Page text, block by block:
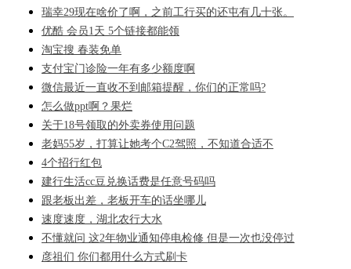
瑞幸29现在啥价了啊，之前工行买的还屯有几十张。
优酷 会员1天 5个链接都能领
淘宝搜 春装免单
支付宝门诊险一年有多少额度啊
微信最近一直收不到邮箱提醒，你们的正常吗?
怎么做ppt啊？果烂
关于18号领取的外卖券使用问题
老妈55岁，打算让她考个C2驾照，不知道合适不
4个招行红包
建行生活cc豆兑换话费是任意号码吗
跟老板出差，老板开车的话坐哪儿
速度速度，湖北农行大水
不懂就问 这2年物业通知停电检修 但是一次也没停过
彦祖们 你们都用什么方式刷卡